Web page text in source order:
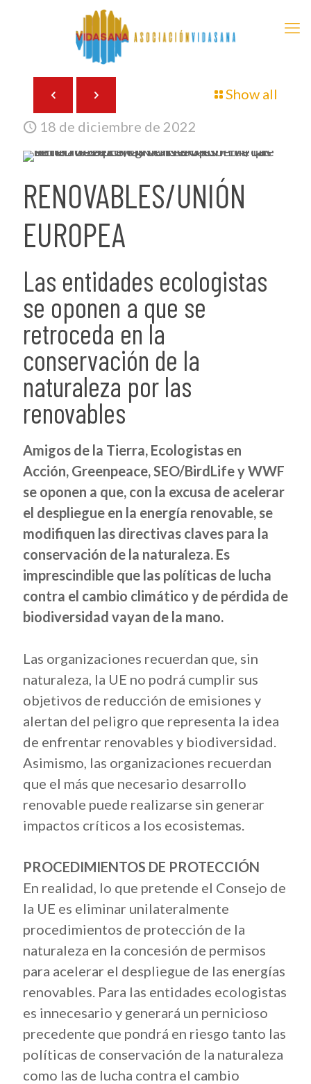
Show all
18 de diciembre de 2022
RENOVABLES/UNIÓN
EUROPEA
Las entidades ecologistas
se oponen a que se
retroceda en la
conservación de la
naturaleza por las
renovables
Amigos de la Tierra, Ecologistas en
Acción, Greenpeace, SEO/BirdLife y WWF
se oponen a que, con la excusa de acelerar
el despliegue en la energía renovable, se
modifiquen las directivas claves para la
conservación de la naturaleza. Es
imprescindible que las políticas de lucha
contra el cambio climático y de pérdida de
biodiversidad vayan de la mano.
Las organizaciones recuerdan que, sin
naturaleza, la UE no podrá cumplir sus
objetivos de reducción de emisiones y
alertan del peligro que representa la idea
de enfrentar renovables y biodiversidad.
Asimismo, las organizaciones recuerdan
que el más que necesario desarrollo
renovable puede realizarse sin generar
impactos críticos a los ecosistemas.
PROCEDIMIENTOS DE PROTECCIÓN
En realidad, lo que pretende el Consejo de
la UE es eliminar unilateralmente
procedimientos de protección de la
naturaleza en la concesión de permisos
para acelerar el despliegue de las energías
renovables. Para las entidades ecologistas
es innecesario y generará un pernicioso
precedente que pondrá en riesgo tanto las
políticas de conservación de la naturaleza
como las de lucha contra el cambio